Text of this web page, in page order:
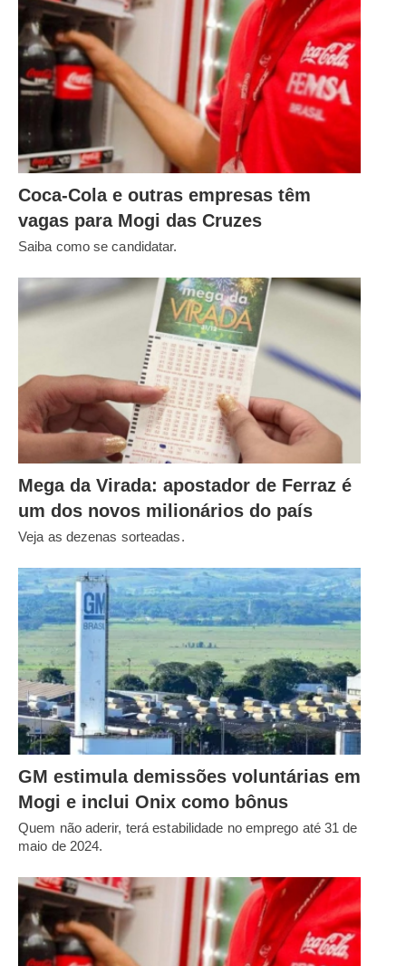
Coca-Cola e outras empresas têm
vagas para Mogi das Cruzes
Saiba como se candidatar.
Mega da Virada: apostador de Ferraz é
um dos novos milionários do país
Veja as dezenas sorteadas.
GM estimula demissões voluntárias em
Mogi e inclui Onix como bônus
Quem não aderir, terá estabilidade no emprego até 31 de
maio de 2024.